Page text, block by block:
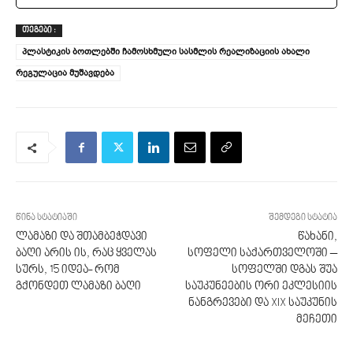
ᲗᲔᲒᲔᲑᲘ :
პლასტიკის ბოთლებში ჩამოსხმული სასმლის რეალიზაციის ახალი
რეგულაცია მუშავდება
წინა სტატიაში
ლამაზი და შთამბეჭდავი
ბაღი არის ის, რაც ყველას
სურს, 15 იდეა- რომ
გქონდეთ ლამაზი ბაღი
შემდეგი სტატია
წახანი,
სოფელი საქართველოში –
სოფელში დგას შუა
საუკუნეების ორი ეკლესიის
ნანგრევები და XIX საუკუნის
მეჩეთი